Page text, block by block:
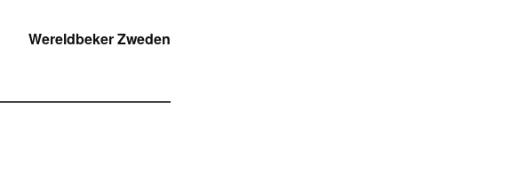
Wereldbeker Zweden